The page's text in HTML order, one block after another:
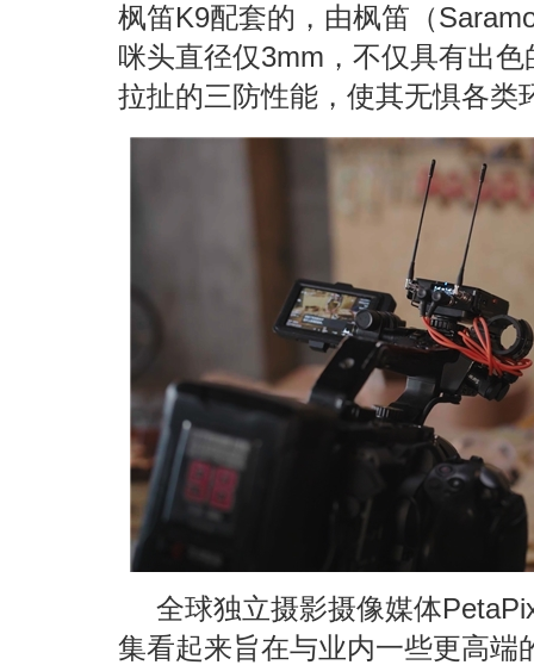
枫笛K9配套的，由枫笛（
咪头直径仅3mm，不仅具有出
拉扯的三防性能，使其无惧各类
全球独立摄影摄像媒体
集看起来旨在与业内一些更高端